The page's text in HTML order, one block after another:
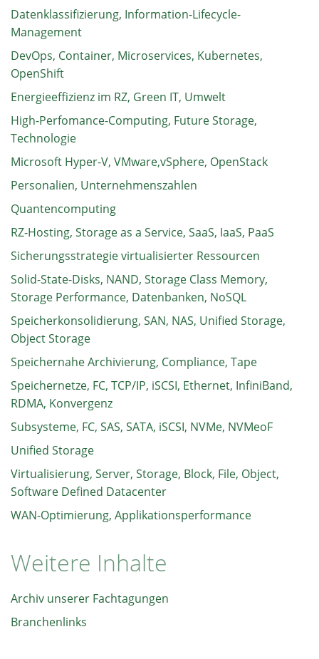
Datenklassifizierung, Information-Lifecycle-
Management
DevOps, Container, Microservices, Kubernetes,
OpenShift
Energieeffizienz im RZ, Green IT, Umwelt
High-Perfomance-Computing, Future Storage,
Technologie
Microsoft Hyper-V, VMware,vSphere, OpenStack
Personalien, Unternehmenszahlen
Quantencomputing
RZ-Hosting, Storage as a Service, SaaS, IaaS, PaaS
Sicherungsstrategie virtualisierter Ressourcen
Solid-State-Disks, NAND, Storage Class Memory,
Storage Performance, Datenbanken, NoSQL
Speicherkonsolidierung, SAN, NAS, Unified Storage,
Object Storage
Speichernahe Archivierung, Compliance, Tape
Speichernetze, FC, TCP/IP, iSCSI, Ethernet, InfiniBand,
RDMA, Konvergenz
Subsysteme, FC, SAS, SATA, iSCSI, NVMe, NVMeoF
Unified Storage
Virtualisierung, Server, Storage, Block, File, Object,
Software Defined Datacenter
WAN-Optimierung, Applikationsperformance
Weitere Inhalte
Archiv unserer Fachtagungen
Branchenlinks